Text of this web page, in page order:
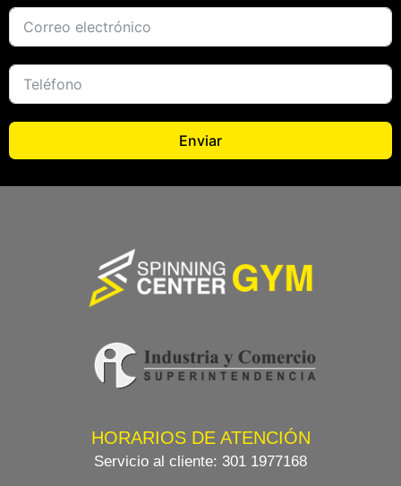
Enviar
HORARIOS DE ATENCIÓN
Servicio al cliente: 301 1977168